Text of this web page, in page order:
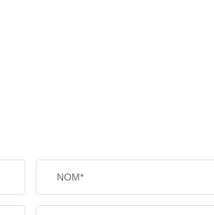
NOM*